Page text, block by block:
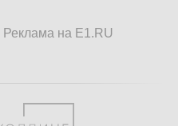
Реклама на E1.RU